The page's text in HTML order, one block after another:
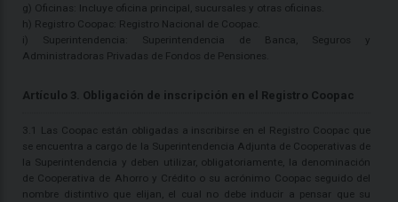
g) Oficinas: Incluye oficina principal, sucursales y otras oficinas.
h) Registro Coopac: Registro Nacional de Coopac.
i) Superintendencia: Superintendencia de Banca, Seguros y
Administradoras Privadas de Fondos de Pensiones.
Artículo 3. Obligación de inscripción en el Registro Coopac
3.1 Las Coopac están obligadas a inscribirse en el Registro Coopac que
se encuentra a cargo de la Superintendencia Adjunta de Cooperativas de
la Superintendencia y deben utilizar, obligatoriamente, la denominación
de Cooperativa de Ahorro y Crédito o su acrónimo Coopac seguido del
nombre distintivo que elijan, el cual no debe inducir a pensar que su